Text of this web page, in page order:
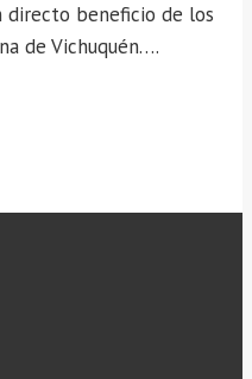
directo beneficio de los
de Vichuquén….